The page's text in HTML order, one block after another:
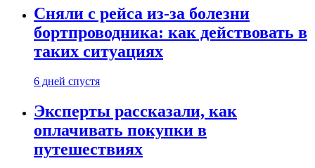
Сняли с рейса из-за болезни
бортпроводника: как действовать в
таких ситуациях
6 дней спустя
Эксперты рассказали, как
оплачивать покупки в
путешествиях